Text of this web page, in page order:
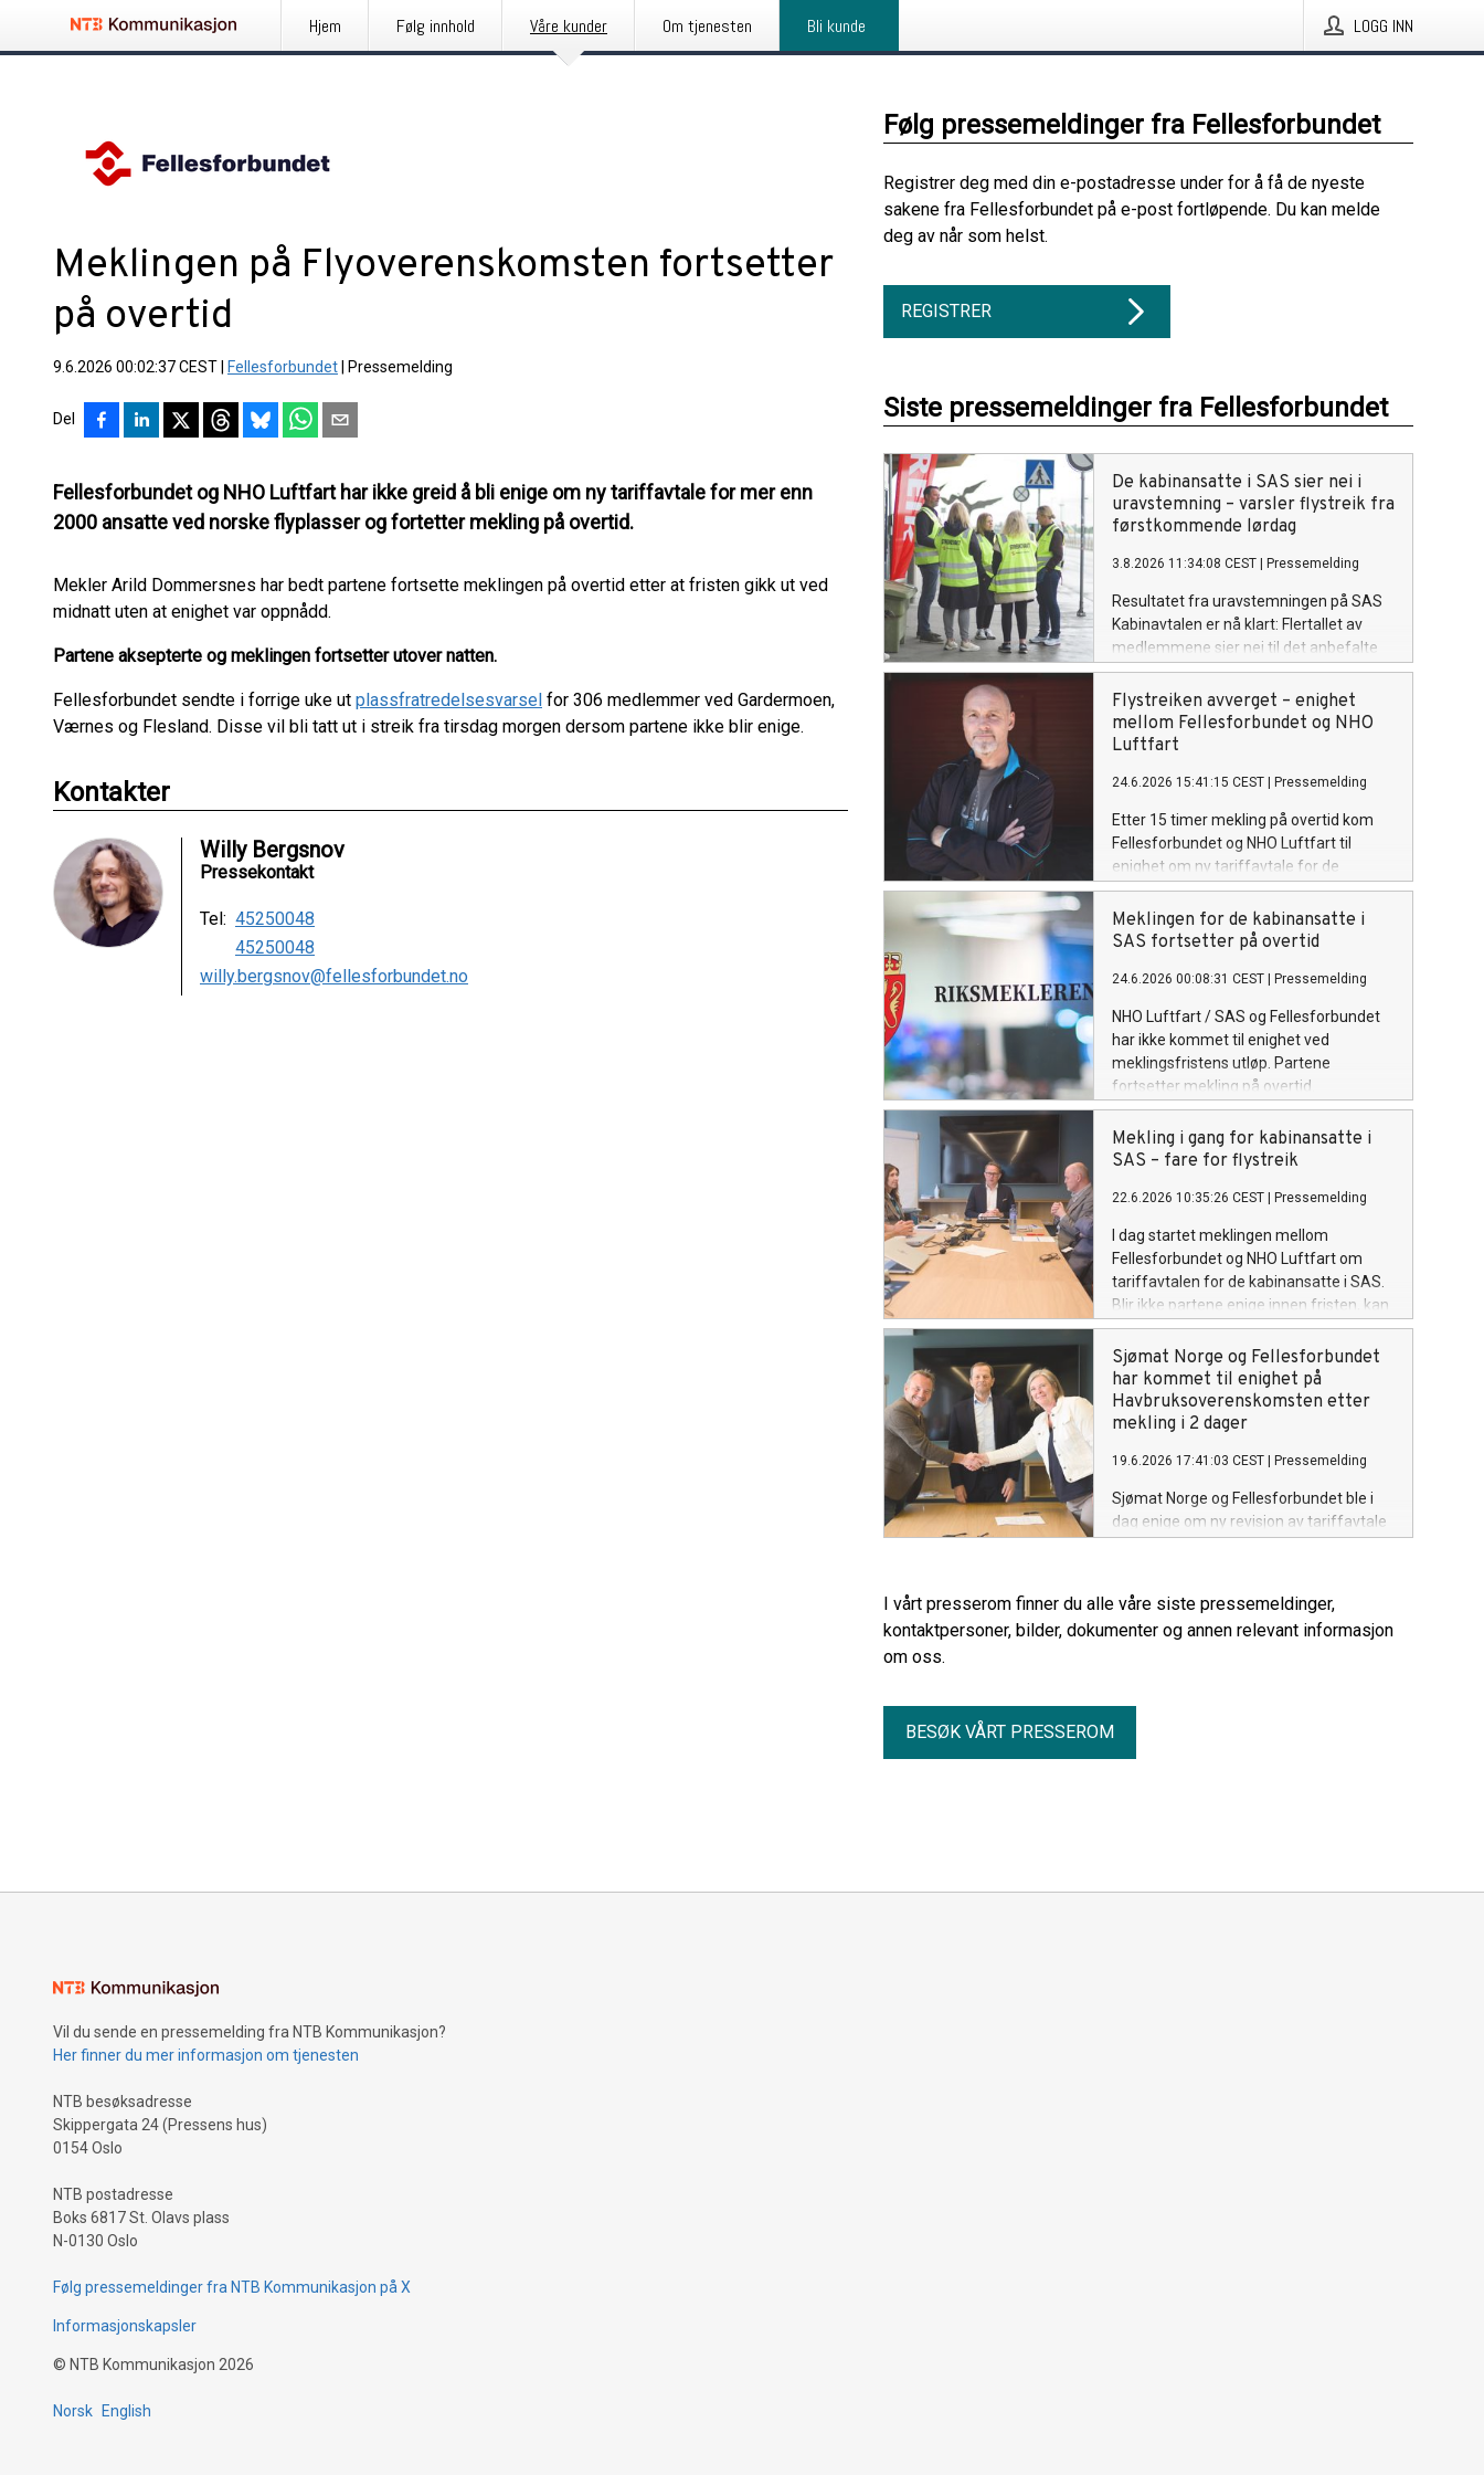
Hjem Følg innhold Våre kunder Om tjenesten Bli kunde LOGG INN
Meklingen på Flyoverenskomsten fortsetter
på overtid
9.6.2026 00:02:37 CEST Fellesforbundet Pressemelding
Del
Fellesforbundet og NHO Luftfart har ikke greid å bli enige om ny tariffavtale for mer enn
2000 ansatte ved norske flyplasser og fortetter mekling på overtid.
Mekler Arild Dommersnes har bedt partene fortsette meklingen på overtid etter at fristen gikk ut ved
midnatt uten at enighet var oppnådd.
Partene aksepterte og meklingen fortsetter utover natten.
Fellesforbundet sendte i forrige uke ut plassfratredelsesvarsel for 306 medlemmer ved Gardermoen,
Værnes og Flesland. Disse vil bli tatt ut i streik fra tirsdag morgen dersom partene ikke blir enige.
Kontakter
Willy Bergsnov
Pressekontakt
Tel: 45250048
45250048
willy.bergsnov@fellesforbundet.no
Følg pressemeldinger fra Fellesforbundet
Registrer deg med din e-postadresse under for å få de nyeste
sakene fra Fellesforbundet på e-post fortløpende. Du kan melde
deg av når som helst.
REGISTRER
Siste pressemeldinger fra Fellesforbundet
De kabinansatte i SAS sier nei i
uravstemning – varsler flystreik fra
førstkommende lørdag
3.8.2026 11:34:08 CEST Pressemelding
Resultatet fra uravstemningen på SAS
Kabinavtalen er nå klart: Flertallet av
medlemmene sier nei til det anbefalte
forslaget. Fellesforbundet sender derfor
ut ny plassfratredelse for samtlige av
forbundets medlemmer på SAS
Kabinavtalen.
Flystreiken avverget – enighet
mellom Fellesforbundet og NHO
Luftfart
24.6.2026 15:41:15 CEST Pressemelding
Etter 15 timer mekling på overtid kom
Fellesforbundet og NHO Luftfart til
enighet om ny tariffavtale for de
kabinansatte i SAS. Flystreiken er
dermed avverget.
Meklingen for de kabinansatte i
SAS fortsetter på overtid
24.6.2026 00:08:31 CEST Pressemelding
NHO Luftfart / SAS og Fellesforbundet
har ikke kommet til enighet ved
meklingsfristens utløp. Partene
fortsetter mekling på overtid.
Mekling i gang for kabinansatte i
SAS – fare for flystreik
22.6.2026 10:35:26 CEST Pressemelding
I dag startet meklingen mellom
Fellesforbundet og NHO Luftfart om
tariffavtalen for de kabinansatte i SAS.
Blir ikke partene enige innen fristen, kan
det bli streik fra onsdag.
Sjømat Norge og Fellesforbundet
har kommet til enighet på
Havbruksoverenskomsten etter
mekling i 2 dager
19.6.2026 17:41:03 CEST Pressemelding
Sjømat Norge og Fellesforbundet ble i
dag enige om ny revisjon av tariffavtale
avtalen sikrer medlemmene en
lønnsvekst og forskuttering av
sykepenger helt i tråd med frontfaget.
I vårt presserom finner du alle våre siste pressemeldinger,
kontaktpersoner, bilder, dokumenter og annen relevant informasjon
om oss.
BESØK VÅRT PRESSEROM
Vil du sende en pressemelding fra NTB Kommunikasjon?
Her finner du mer informasjon om tjenesten
NTB besøksadresse
Skippergata 24 (Pressens hus)
0154 Oslo
NTB postadresse
Boks 6817 St. Olavs plass
N-0130 Oslo
Følg pressemeldinger fra NTB Kommunikasjon på X
Informasjonskapsler
© NTB Kommunikasjon 2026
Norsk English